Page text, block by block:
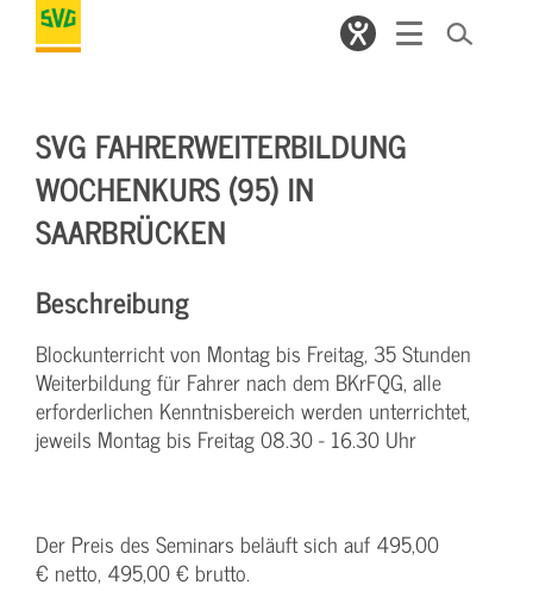
SVG FAHRERWEITERBILDUNG
WOCHENKURS (95) IN
SAARBRÜCKEN
Beschreibung
Blockunterricht von Montag bis Freitag, 35 Stunden
Weiterbildung für Fahrer nach dem BKrFQG, alle
erforderlichen Kenntnisbereich werden unterrichtet,
jeweils Montag bis Freitag 08.30 - 16.30 Uhr
Der Preis des Seminars beläuft sich auf 495,00
€ netto, 495,00 € brutto.